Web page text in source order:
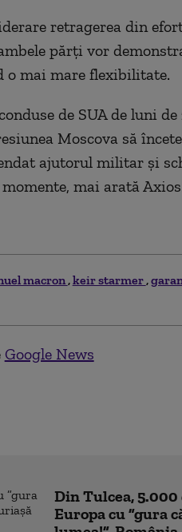
retragerea din
părți vor
o mai mare flexibilitate.
de SUA de luni
Moscova să
ajutorul militar și
mai arată
macron keir starmer
Google News
Din Tulcea,
Europa cu ”gura